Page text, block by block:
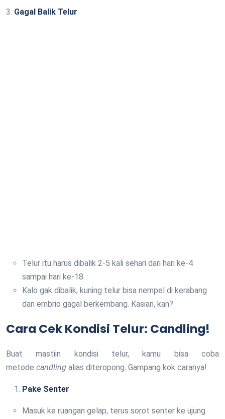
3. Gagal Balik Telur
Telur itu harus dibalik 2-5 kali sehari dari hari ke-4
sampai hari ke-18.
Kalo gak dibalik, kuning telur bisa nempel di kerabang
dan embrio gagal berkembang. Kasian, kan?
Cara Cek Kondisi Telur: Candling!
Buat mastiin kondisi telur, kamu bisa coba
metode candling alias diteropong. Gampang kok caranya!
Pake Senter
Masuk ke ruangan gelap, terus sorot senter ke ujung